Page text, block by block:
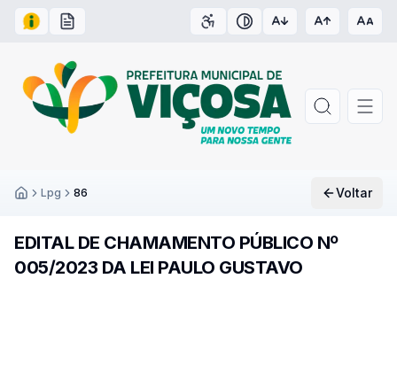
Acesso à Informação
Carta de Serviços Acessibilidade
Contraste
Lpg 86 Voltar
EDITAL DE CHAMAMENTO PÚBLICO Nº
005/2023 DA LEI PAULO GUSTAVO